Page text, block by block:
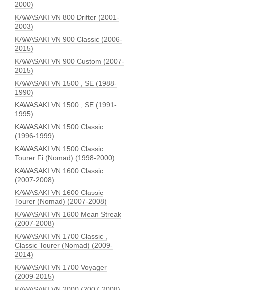
2000)
KAWASAKI VN 800 Drifter (2001-
2003)
KAWASAKI VN 900 Classic (2006-
2015)
KAWASAKI VN 900 Custom (2007-
2015)
KAWASAKI VN 1500 , SE (1988-
1990)
KAWASAKI VN 1500 , SE (1991-
1995)
KAWASAKI VN 1500 Classic
(1996-1999)
KAWASAKI VN 1500 Classic
Tourer Fi (Nomad) (1998-2000)
KAWASAKI VN 1600 Classic
(2007-2008)
KAWASAKI VN 1600 Classic
Tourer (Nomad) (2007-2008)
KAWASAKI VN 1600 Mean Streak
(2007-2008)
KAWASAKI VN 1700 Classic ,
Classic Tourer (Nomad) (2009-
2014)
KAWASAKI VN 1700 Voyager
(2009-2015)